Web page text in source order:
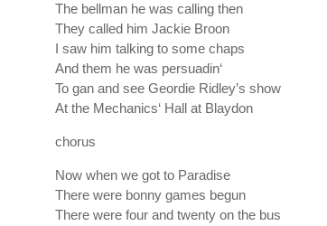
The bellman he was calling then
They called him Jackie Broon
I saw him talking to some chaps
And them he was persuadin‘
To gan and see Geordie Ridley’s show
At the Mechanics‘ Hall at Blaydon
chorus
Now when we got to Paradise
There were bonny games begun
There were four and twenty on the bus